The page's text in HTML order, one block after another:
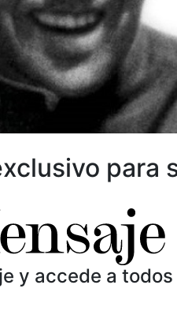
para
y accede a